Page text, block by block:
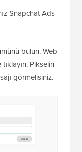
Snapchat Ads
bulun. Web
Pikselin
görmelisiniz.